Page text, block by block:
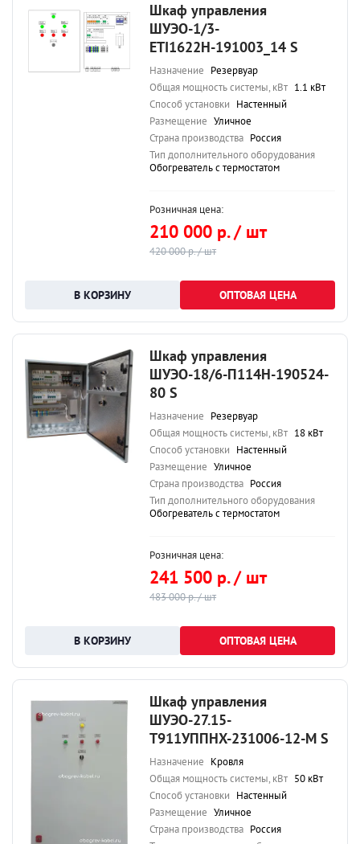
Шкаф управления
ШУЭО-1/3-
ETI1622Н-191003_14 S
Назначение Резервуар
Общая мощность системы, кВт 1.1 кВт
Способ установки Настенный
Размещение Уличное
Страна производства Россия
Тип дополнительного оборудования
Обогреватель с термостатом
Розничная цена:
210 000 р. / шт
420 000 р. / шт
ОПТОВАЯ ЦЕНА
Шкаф управления
ШУЭО-18/6-П114Н-190524-
80 S
Назначение Резервуар
Общая мощность системы, кВт 18 кВт
Способ установки Настенный
Размещение Уличное
Страна производства Россия
Тип дополнительного оборудования
Обогреватель с термостатом
Розничная цена:
241 500 р. / шт
483 000 р. / шт
ОПТОВАЯ ЦЕНА
Шкаф управления
ШУЭО-27.15-
Т911УППНХ-231006-12-М S
Назначение Кровля
Общая мощность системы, кВт 50 кВт
Способ установки Настенный
Размещение Уличное
Страна производства Россия